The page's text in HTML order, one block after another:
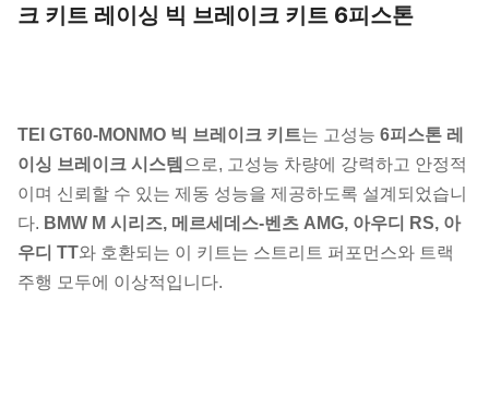
크 키트 레이싱 빅 브레이크 키트 6피스톤
TEI GT60-MONMO 빅 브레이크 키트는 고성능 6피스톤 레
이싱 브레이크 시스템 으로, 고성능 차량에 강력하고 안정적
이며 신뢰할 수 있는 제동 성능을 제공하도록 설계되었습니
다. BMW M 시리즈, 메르세데스-벤츠 AMG, 아우디 RS, 아
우디 TT와 호환되는 이 키트는 스트리트 퍼포먼스와 트랙
주행 모두에 이상적입니다.